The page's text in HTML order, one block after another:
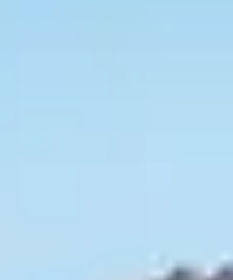
s’arrête sur l’un des
de bois sont l’un des
goûteuse que riche. Un